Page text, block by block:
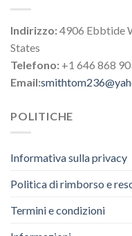
Indirizzo:4906 Ebbtide
States
Telefono: +1 646 868
Email:
POLITICHE
Informativa sulla privacy
Politica di rimborso e
Termini e condizioni